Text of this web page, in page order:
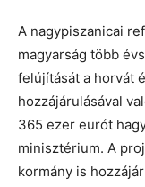
A nagypiszanicai
magyarság több
felújítását a horvát
hozzájárulásával
365 ezer eurót
minisztérium. A
kormány is